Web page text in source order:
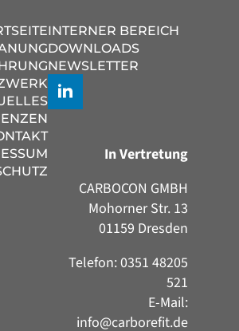
In Vertretung
CARBOCON GMBH
Mohorner Str. 13
01159 Dresden
Telefon: 0351 48205
521
E-Mail:
info@carborefit.de
INTERNER BEREICH
DOWNLOADS
NEWSLETTER